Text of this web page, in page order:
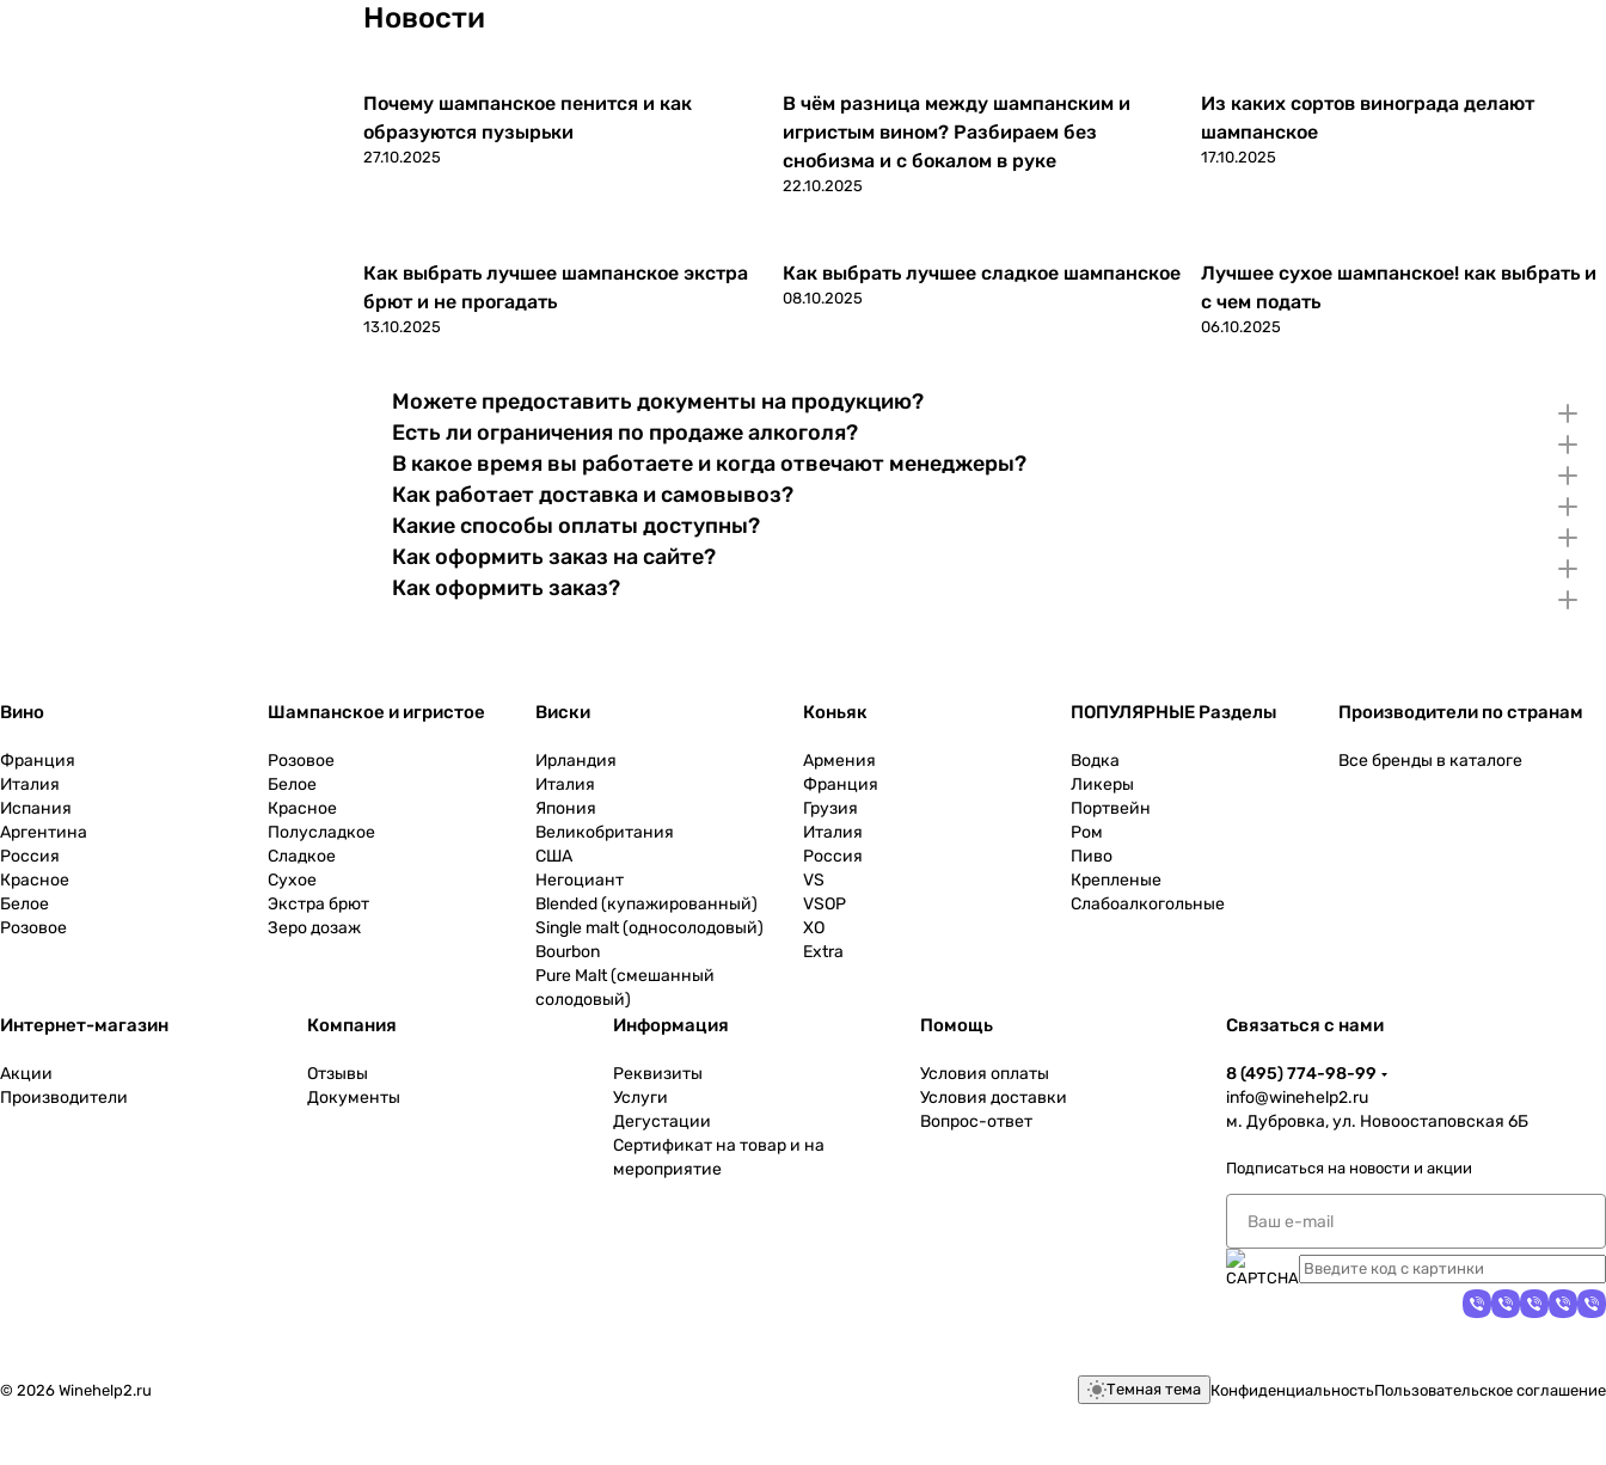
Новости
Почему шампанское пенится и как
образуются пузырьки
27.10.2025
В чём разница между шампанским и
игристым вином? Разбираем без
снобизма и с бокалом в руке
22.10.2025
Из каких сортов винограда делают
шампанское
17.10.2025
Как выбрать лучшее шампанское экстра
брют и не прогадать
13.10.2025
Как выбрать лучшее сладкое шампанское
08.10.2025
Лучшее сухое шампанское! как выбрать и
с чем подать
06.10.2025
Можете предоставить документы на продукцию?
Есть ли ограничения по продаже алкоголя?
В какое время вы работаете и когда отвечают менеджеры?
Как работает доставка и самовывоз?
Какие способы оплаты доступны?
Как оформить заказ на сайте?
Как оформить заказ?
Вино
Франция
Италия
Испания
Аргентина
Россия
Красное
Белое
Розовое
Шампанское и игристое
Розовое
Белое
Красное
Полусладкое
Сладкое
Сухое
Экстра брют
Зеро дозаж
Виски
Ирландия
Италия
Япония
Великобритания
США
Негоциант
Blended (купажированный)
Single malt (односолодовый)
Bourbon
Pure Malt (смешанный
солодовый)
Коньяк
Армения
Франция
Грузия
Италия
Россия
VS
VSOP
XO
Extra
ПОПУЛЯРНЫЕ Разделы
Водка
Ликеры
Портвейн
Ром
Пиво
Крепленые
Слабоалкогольные
Производители по странам
Все бренды в каталоге
Интернет-магазин
Акции
Производители
Компания
Отзывы
Документы
Информация
Реквизиты
Услуги
Дегустации
Сертификат на товар и на
мероприятие
Помощь
Условия оплаты
Условия доставки
Вопрос-ответ
Связаться с нами
8 (495) 774-98-99
info@winehelp2.ru
м. Дубровка, ул. Новоостаповская 6Б
Подписаться на новости и акции
© 2026 Winehelp2.ru Темная тема КонфиденциальностьПользовательское соглашение